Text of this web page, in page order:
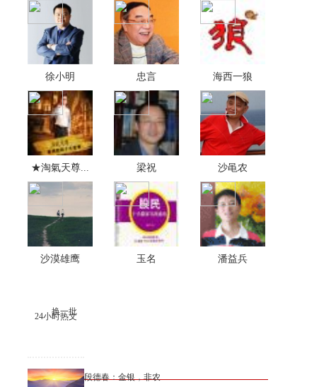
徐小明 忠言 海西一狼
★淘氣天尊... 梁祝 沙黾农
沙漠雄鹰 玉名 潘益兵
24小时热文
换一批
段德春：金银，非农